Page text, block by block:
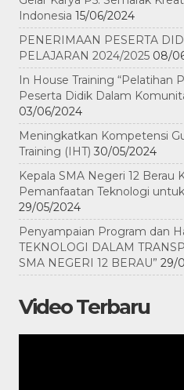
Indonesia 15/06/2024
PENERIMAAN PESERTA
PELAJARAN 2024/2025 08/
In House Training “Pelatihan
Peserta Didik Dalam
03/06/2024
Meningkatkan Kompetensi
Training (IHT) 30/05/2024
Kepala SMA Negeri 12 Berau
Pemanfaatan Teknologi
29/05/2024
Penyampaian Program dan
TEKNOLOGI DALAM
SMA NEGERI 12 BERAU” 29/
Video Terbaru